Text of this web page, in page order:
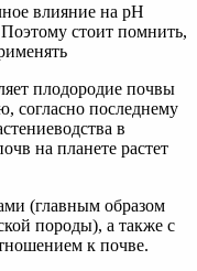
влияние на рН
стоит помнить,
плодородие почвы
согласно последнему
в
на планете растет
(главным образом
породы), а также с
к почве.